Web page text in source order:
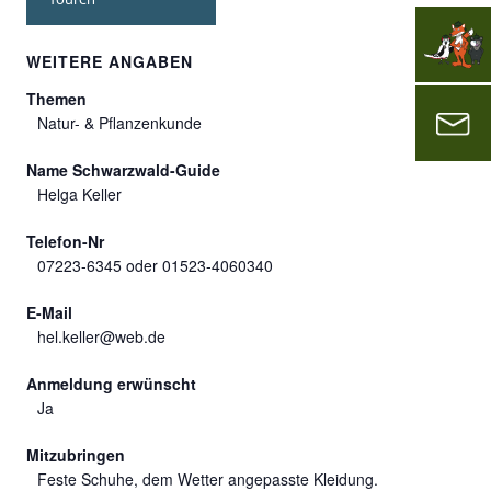
WEITERE ANGABEN
Themen
Natur- & Pflanzenkunde
Name Schwarzwald-Guide
Helga Keller
Telefon-Nr
07223-6345 oder 01523-4060340
E-Mail
hel.keller@web.de
Anmeldung erwünscht
Ja
Mitzubringen
Feste Schuhe, dem Wetter angepasste Kleidung.